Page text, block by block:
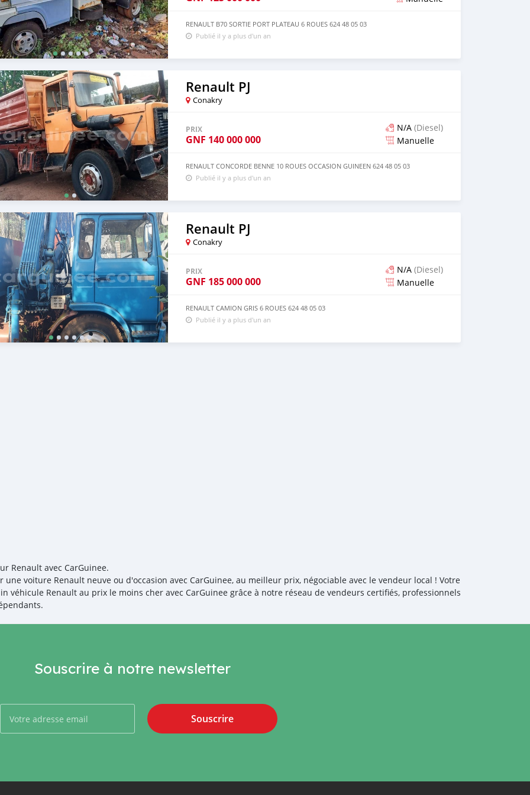
RENAULT B70 SORTIE PORT PLATEAU 6 ROUES 624 48 05 03
Publié il y a plus d'un an
Renault PJ
Conakry
PRIX
GNF 140 000 000
N/A (Diesel)
Manuelle
RENAULT CONCORDE BENNE 10 ROUES OCCASION GUINEEN 624 48 05 03
Publié il y a plus d'un an
Renault PJ
Conakry
PRIX
GNF 185 000 000
N/A (Diesel)
Manuelle
RENAULT CAMION GRIS 6 ROUES 624 48 05 03
Publié il y a plus d'un an
Renault avec CarGuinee.
une voiture Renault neuve ou d'occasion avec CarGuinee, au meilleur prix, négociable avec le vendeur local ! Votre
véhicule Renault au prix le moins cher avec CarGuinee grâce à notre réseau de vendeurs certifiés, professionnels
Souscrire à notre newsletter
Souscrire